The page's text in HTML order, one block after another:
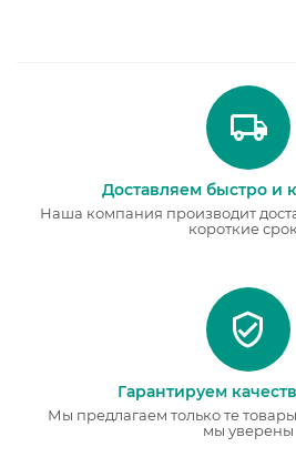
Доставляем быстро и
Наша компания производит
короткие
Гарантируем
Мы предлагаем только те
мы уверены